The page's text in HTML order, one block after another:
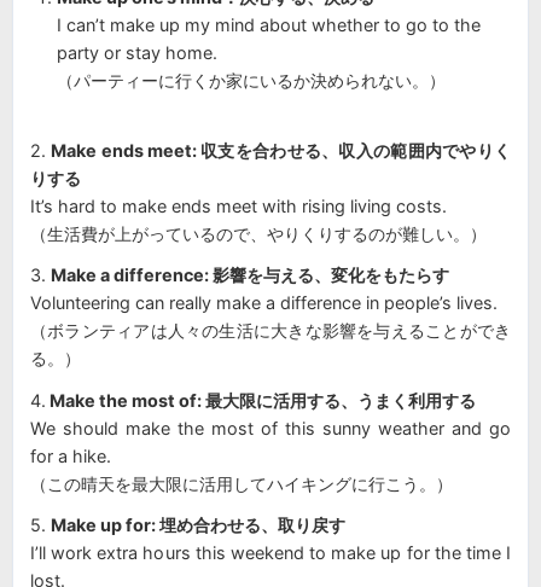
I can’t make up my mind about whether to go to the
party or stay home.
（パーティーに行くか家にいるか決められない。）
2. Make ends meet: 収支を合わせる、収入の範囲内でやりく
りする
It’s hard to make ends meet with rising living costs.
（生活費が上がっているので、やりくりするのが難しい。）
3. Make a difference: 影響を与える、変化をもたらす
Volunteering can really make a difference in people’s lives.
（ボランティアは人々の生活に大きな影響を与えることができ
る。）
4. Make the most of: 最大限に活用する、うまく利用する
We should make the most of this sunny weather and go
for a hike.
（この晴天を最大限に活用してハイキングに行こう。）
5. Make up for: 埋め合わせる、取り戻す
I’ll work extra hours this weekend to make up for the time I
lost.